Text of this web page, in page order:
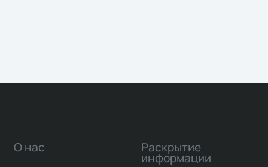
О нас Раскрытие
информации